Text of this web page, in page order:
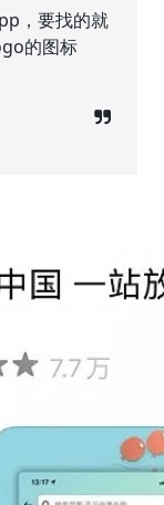
，要找的就
的图标